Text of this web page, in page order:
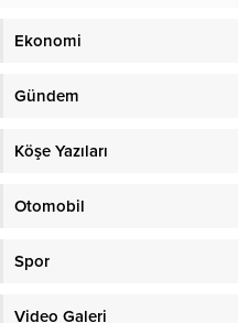
Ekonomi
Gündem
Köşe Yazıları
Otomobil
Spor
Video Galeri